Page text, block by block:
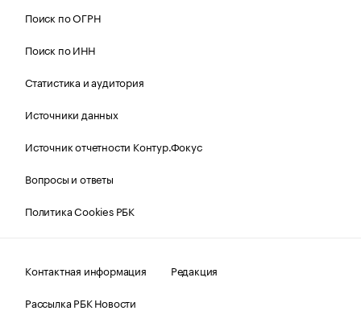
Поиск по ОГРН
Поиск по ИНН
Статистика и аудитория
Источники данных
Источник отчетности Контур.Фокус
Вопросы и ответы
Политика Cookies РБК
Контактная информация
Редакция
Рассылка РБК Новости